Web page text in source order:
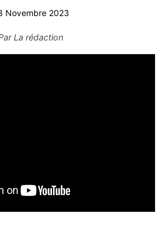
Novembre 2023
La rédaction